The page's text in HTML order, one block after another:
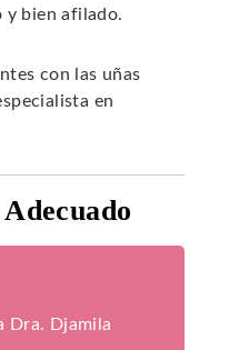
y bien afilado.
con las uñas
en
Dra. Djamila